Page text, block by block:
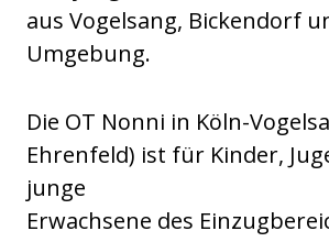
aus Vogelsang, Bickendorf
Umgebung.
Die OT Nonni in Köln-
Ehrenfeld) ist für Kinder,
junge
Erwachsene des